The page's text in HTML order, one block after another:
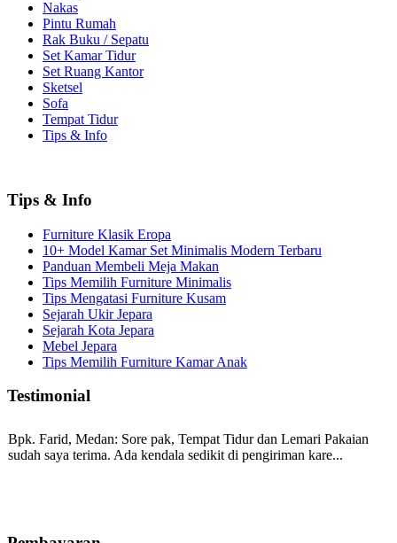
Nakas
Pintu Rumah
Rak Buku / Sepatu
Set Kamar Tidur
Set Ruang Kantor
Sketsel
Sofa
Tempat Tidur
Tips & Info
Tips & Info
Furniture Klasik Eropa
10+ Model Kamar Set Minimalis Modern Terbaru
Panduan Membeli Meja Makan
Tips Memilih Furniture Minimalis
Tips Mengatasi Furniture Kusam
Sejarah Ukir Jepara
Sejarah Kota Jepara
Mebel Jepara
Tips Memilih Furniture Kamar Anak
Testimonial
Bpk. Farid, Medan: Sore pak, Tempat Tidur dan Lemari Pakaian
sudah saya terima. Ada kendala sedikit di pengiriman kare...
bale2 dan kursi teras saya sudah saya terima dan p...